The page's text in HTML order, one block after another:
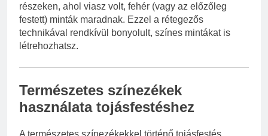
részeken, ahol viasz volt, fehér (vagy az előzőleg
festett) minták maradnak. Ezzel a rétegezős
technikával rendkívül bonyolult, színes mintákat is
létrehozhatsz.
Természetes színezékek
használata tojásfestéshez